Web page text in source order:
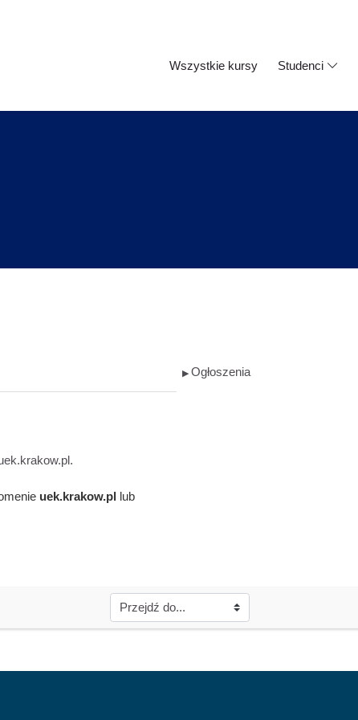
Wszystkie kursy Studenci
▶︎ Ogłoszenia
uek.krakow.pl lub